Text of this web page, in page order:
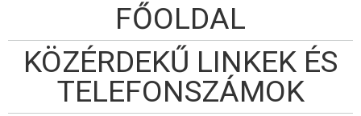
FŐOLDAL
KÖZÉRDEKŰ LINKEK ÉS
TELEFONSZÁMOK